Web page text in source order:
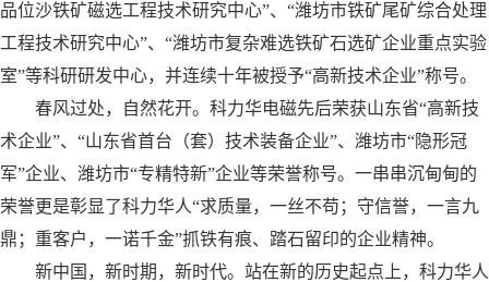
品位沙铁矿磁选工程技术研究中心”、“潍坊市铁矿尾矿综合处理
工程技术研究中心”、“潍坊市复杂难选铁矿石选矿企业重点实验
室”等科研研发中心，并连续十年被授予“高新技术企业”称号。
春风过处，自然花开。科力华电磁先后荣获山东省“高新技
术企业”、“山东省首台（套）技术装备企业”、潍坊市“隐形冠
军”企业、潍坊市“专精特新”企业等荣誉称号。一串串沉甸甸的
荣誉更是彰显了科力华人“求质量，一丝不苟；守信誉，一言九
鼎；重客户，一诺千金”抓铁有痕、踏石留印的企业精神。
新中国，新时期，新时代。站在新的历史起点上，科力华人